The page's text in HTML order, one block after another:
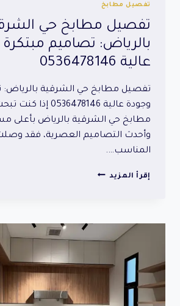
تفصيل مطابخ
تفصيل مطابخ حي
بالرياض: تصاميم
عالية 0536478146
تفصيل مطابخ حي الشرقية بالرياض:
وجودة عالية
مطابخ حي الشرقية بالرياض بأعلى
وأحدث التصاميم العصرية، فقد
المناسب….
إقرأ المزيد تفصيل
بالرياض:
0536478146